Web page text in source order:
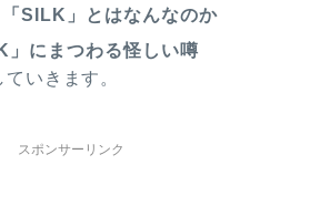
SILK」とはなんなのか
」にまつわる怪しい噂
いきます。
スポンサーリンク